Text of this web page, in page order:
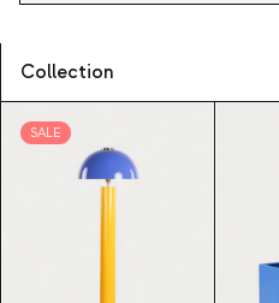
Collection
SALE